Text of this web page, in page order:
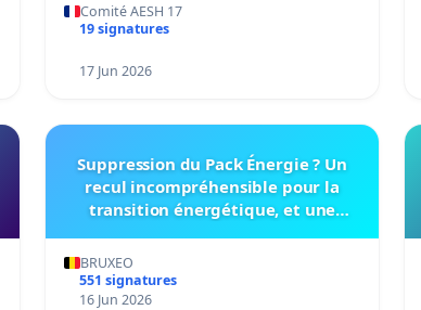
Comité AESH 17
19 signatures
17 Jun 2026
Suppression du Pack Énergie ? Un
recul incompréhensible pour la
transition énergétique, et une
des ASBL bruxelloises
BRUXEO
551 signatures
16 Jun 2026